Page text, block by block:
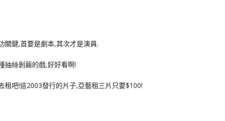
關鍵,首要是劇本,其次才是演員.
抽絲剝繭的戲,好好看啊!
租吧!這2003發行的片子,亞藝租三片只要$100!